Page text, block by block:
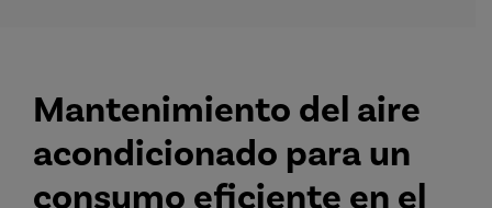
Mantenimiento del aire
acondicionado para un
consumo eficiente en el